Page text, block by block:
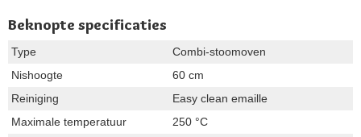
Beknopte specificaties
Type
Combi-stoomoven
Nishoogte
60 cm
Reiniging
Easy clean emaille
Maximale temperatuur
250 °C